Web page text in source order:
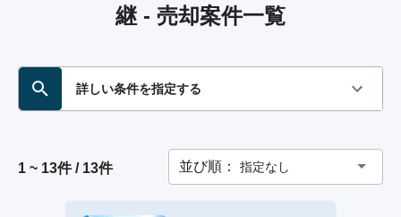
継 - 売却案件一覧
詳しい条件を指定する
1 ~ 13件 / 13件 並び順： 指定なし